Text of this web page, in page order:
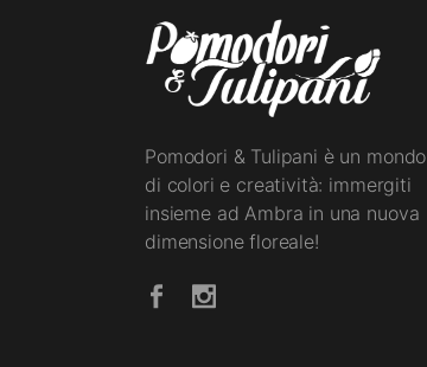
Pomodori & Tulipani è un mondo
di colori e creatività: immergiti
insieme ad Ambra in una nuova
dimensione floreale!